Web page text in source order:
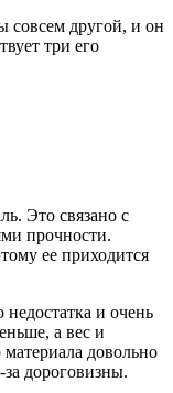
совсем другой, и он
три его
Это связано с
прочности.
ее приходится
и очень
а вес и
довольно
дороговизны.